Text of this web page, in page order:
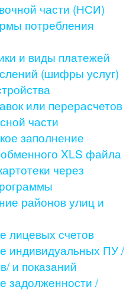
части (НСИ)
потребления
и виды платежей
(шифры услуг)
или перерасчетов
части
заполнение
обменного XLS файла
через
районов улиц и
лицевых счетов
индивидуальных ПУ /
и показаний
задолженности /